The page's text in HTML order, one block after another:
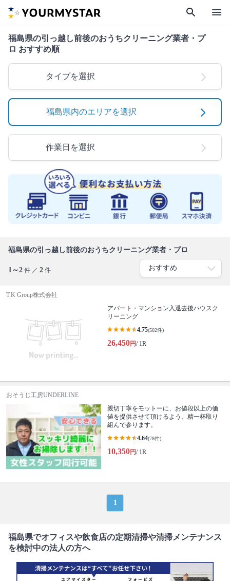
search menu
福島県の引っ越し前後のおうちクリーニング業者・プ
ロ おすすめ順
タイプを選択
福島県内のエリアを選択
作業日を選択
福島県の引っ越し前後のおうちクリーニング業者・プロ
1～2 件 ／ 2 件
T.K Group株式会社
アパート・マンション入退去後ハウスク
リーニング
4.75(502件)
26,450円/ 1R
おそうじ工房UNDERLINE
親切丁寧をモットーに、お値段以上の価
値を提供させて頂けるよう、精一杯取り
組んで参ります。
4.64(78件)
10,350円/ 1R
1
福島県でオフィスや飲食店の定期清掃や清掃メンテナンス
を検討中の法人の方へ